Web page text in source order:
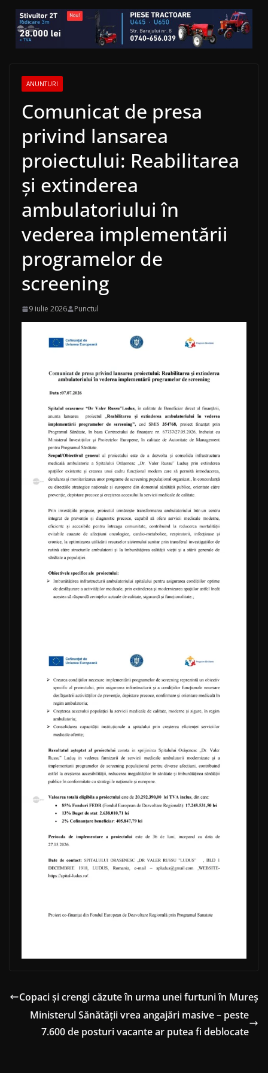
ANUNTURI
Comunicat de presa
privind lansarea
proiectului: Reabilitarea
și extinderea
ambulatoriului în
vederea implementării
programelor de
screening
9 iulie 2026 Punctul
Copaci și crengi căzute în urma unei furtuni în Mureș
Ministerul Sănătății vrea angajări masive – peste
7.600 de posturi vacante ar putea fi deblocate